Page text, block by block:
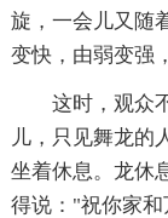
旋，一会儿又随
变快，由弱变强
这时，观众
儿，只见舞龙的
坐着休息。龙休
得说："祝你家